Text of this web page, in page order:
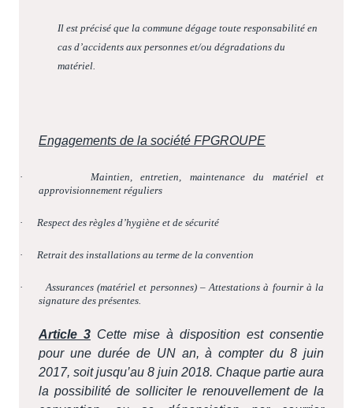
Il est précisé que la commune dégage toute responsabilité en
cas d’accidents aux personnes et/ou dégradations du
matériel.
Engagements de la société FPGROUPE
·
Maintien, entretien, maintenance du matériel et
approvisionnement réguliers
· Respect des règles d’hygiène et de sécurité
· Retrait des installations au terme de la convention
·
Assurances (matériel et personnes) – Attestations à fournir à la
signature des présentes.
Article 3 Cette mise à disposition est consentie
pour une durée de UN an, à compter du 8 juin
2017, soit jusqu’au 8 juin 2018. Chaque partie aura
la possibilité de solliciter le renouvellement de la